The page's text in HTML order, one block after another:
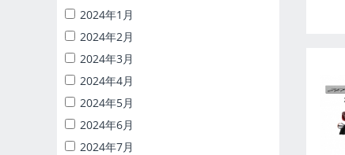
BACK TO THE FUTURE
KNIGHT RIDER
1/24 DETAIL UP PARTS
BLIND BOX TOY
Capsule toy
MINICAR 1/18
MINICAR 1/43
2024年1月
2024年2月
2024年3月
2024年4月
2024年5月
2024年6月
2024年7月